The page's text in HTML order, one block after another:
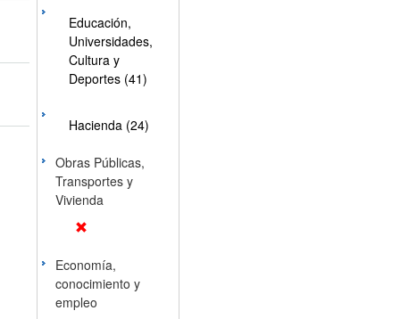
Educación,
Universidades,
Cultura y
Deportes (41)
Hacienda (24)
Obras Públicas,
Transportes y
Vivienda
Economía,
conocimiento y
empleo